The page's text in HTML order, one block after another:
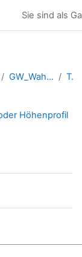
Sie sind als
GW_WahlfachNMS_Linz_2018ss Topic 2
Höhenprofil